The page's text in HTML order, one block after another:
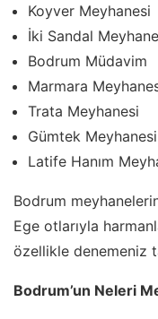
Koyver Meyhanesi
İki Sandal
Bodrum Müdavim
Marmara
Trata Meyhanesi
Gümtek Meyhanesi
Latife Hanım
Bodrum
Ege otlarıyla
özellikle denemeniz
Bodrum’un Neleri